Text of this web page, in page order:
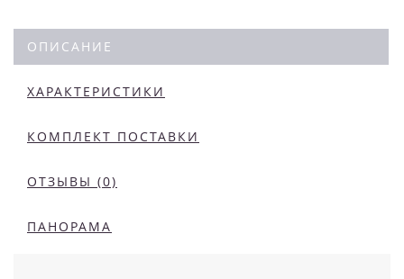
ОПИСАНИЕ
ХАРАКТЕРИСТИКИ
КОМПЛЕКТ ПОСТАВКИ
ОТЗЫВЫ (0)
ПАНОРАМА